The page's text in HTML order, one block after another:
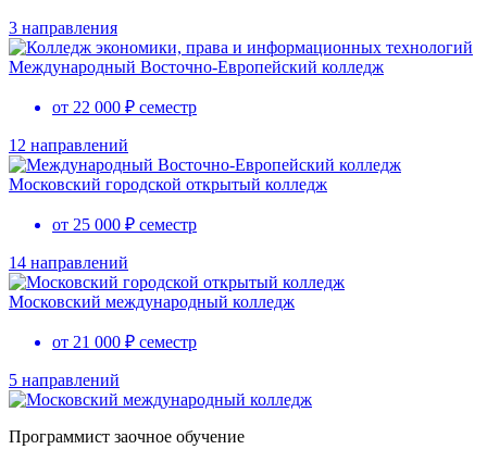
3 направления
Международный Восточно-Европейский колледж
от 22 000 ₽ семестр
12 направлений
Московский городской открытый колледж
от 25 000 ₽ семестр
14 направлений
Московский международный колледж
от 21 000 ₽ семестр
5 направлений
Программист заочное обучение